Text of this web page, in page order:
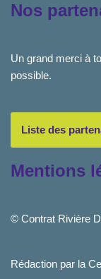
Nos
Un grand merci à
possible.
Liste des
Mentions
© Contrat Rivière
Rédaction par la